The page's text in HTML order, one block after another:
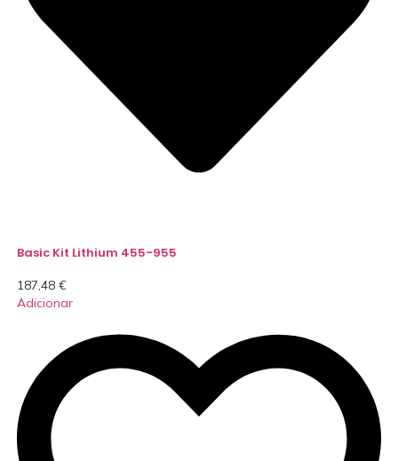
Basic Kit Lithium 455-955
187,48 €
Adicionar